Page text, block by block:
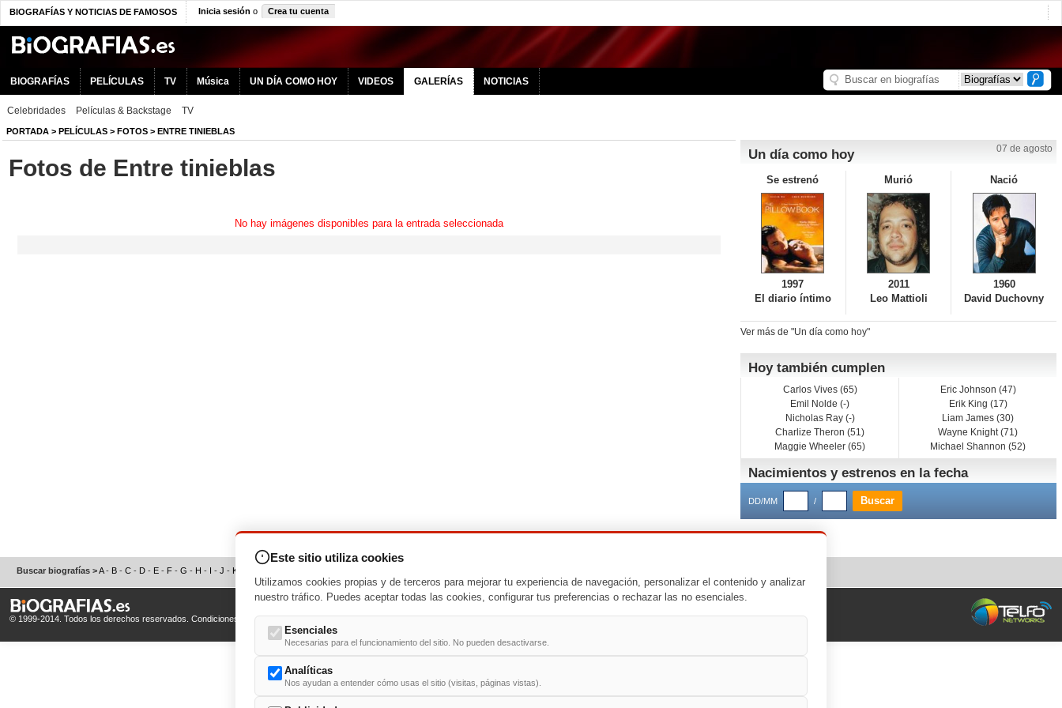
BIOGRAFÍAS Y NOTICIAS DE FAMOSOS Inicia sesión o Crea tu cuenta
BIOGRAFÍAS PELÍCULAS TV Música UN DÍA COMO HOY VIDEOS GALERÍAS NOTICIAS
Celebridades Películas & Backstage TV
PORTADA > PELÍCULAS > FOTOS > ENTRE TINIEBLAS
Fotos de Entre tinieblas
No hay imágenes disponibles para la entrada seleccionada
Un día como hoy 07 de agosto
Se estrenó
1997
El diario íntimo
Murió
2011
Leo Mattioli
Nació
1960
David Duchovny
Ver más de "Un día como hoy"
Hoy también cumplen
Carlos Vives (65)
Emil Nolde (-)
Nicholas Ray (-)
Charlize Theron (51)
Maggie Wheeler (65)
Eric Johnson (47)
Erik King (17)
Liam James (30)
Wayne Knight (71)
Michael Shannon (52)
Nacimientos y estrenos en la fecha
DD/MM /
Buscar biografías >A- B - C - D - E - F - G - H - I - J - K
© 1999-2014. Todos los derechos reservados. Condiciones de usoyPolítica de Privacidad
Este sitio utiliza cookies
Utilizamos cookies propias y de terceros para mejorar tu experiencia de navegación, personalizar el contenido y analizar
nuestro tráfico. Puedes aceptar todas las cookies, configurar tus preferencias o rechazar las no esenciales.
Esenciales
Necesarias para el funcionamiento del sitio. No pueden desactivarse.
Analíticas
Nos ayudan a entender cómo usas el sitio (visitas, páginas vistas).